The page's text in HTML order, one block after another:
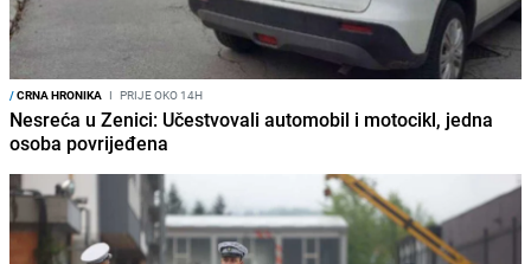
/CRNA HRONIKA I PRIJE OKO 14H
Nesreća u Zenici: Učestvovali automobil i motocikl, jedna
osoba povrijeđena